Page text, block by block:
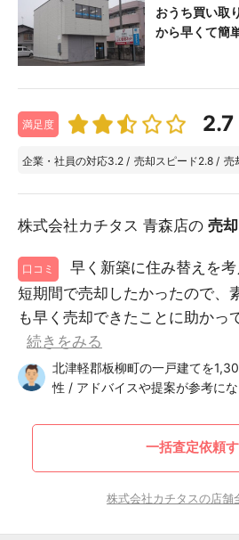
おうち買い取
から早くて簡
満足度 2.7
企業・社員の対応3.2 / 売却スピード2.8 / 売
株式会社カチタス 青森店の 売
口コミ
早く新築に住み替えを
短期間で売却したかったので、
も早く売却できたことに助かっ
続きをみる
北津軽郡板柳町の一戸建てを
性 / アドバイスや提案が参考に
一括査定依頼
株式会社カチタスの店舗